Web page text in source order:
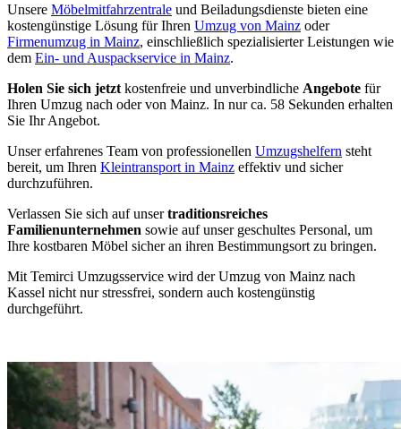
Unsere Möbelmitfahrzentrale und Beiladungsdienste bieten eine
kostengünstige Lösung für Ihren Umzug von Mainz oder
Firmenumzug in Mainz, einschließlich spezialisierter Leistungen wie
dem Ein- und Auspackservice in Mainz.
Holen Sie sich jetzt kostenfreie und unverbindliche Angebote für
Ihren Umzug nach oder von Mainz. In nur ca. 58 Sekunden erhalten
Sie Ihr Angebot.
Unser erfahrenes Team von professionellen Umzugshelfern steht
bereit, um Ihren Kleintransport in Mainz effektiv und sicher
durchzuführen.
Verlassen Sie sich auf unsertraditionsreiches
Familienunternehmen sowie auf unser geschultes Personal, um
Ihre kostbaren Möbel sicher an ihren Bestimmungsort zu bringen.
Mit Temirci Umzugsservice wird der Umzug von Mainz nach
Kassel nicht nur stressfrei, sondern auch kostengünstig
durchgeführt.